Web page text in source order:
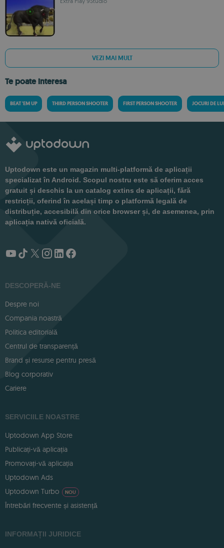
VEZI MAI MULT
Te poate interesa
BEAT 'EM UP THIRD PERSON SHOOTER FIRST PERSON SHOOTER JOCURI DE
Uptodown este un magazin multi-platformă de aplicații
specializat în Android. Scopul nostru este să oferim acces
gratuit și deschis la un catalog extins de aplicații, fără
restricții, oferind în același timp o platformă legală de
distribuție, accesibilă din orice browser și, de asemenea, prin
aplicația nativă oficială.
DESCOPERĂ-NE
Despre noi
Compania noastră
Politica editorială
Centrul de transparență
Brand și resurse pentru presă
Blog corporativ
Cariere
SERVICIILE NOASTRE
Uptodown App Store
Publicați-vă aplicația
Promovați-vă aplicația
Uptodown Ads
Uptodown Turbo
NOU
Întrebări frecvente și asistență
INFORMAȚII JURIDICE